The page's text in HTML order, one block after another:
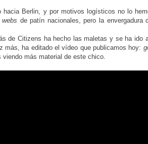
Berlin, y por motivos logísticos no lo
webs de patín nacionales, pero la
de Citizens ha hecho las maletas y se ha ido
ha editado el vídeo que publicamos hoy:
más material de este chico.